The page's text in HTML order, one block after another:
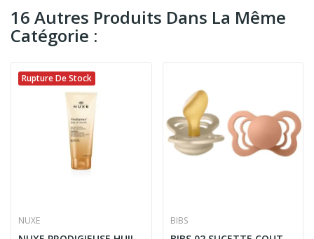
16 Autres Produits Dans La Même
Catégorie :
Rupture De Stock
NUXE BIBS